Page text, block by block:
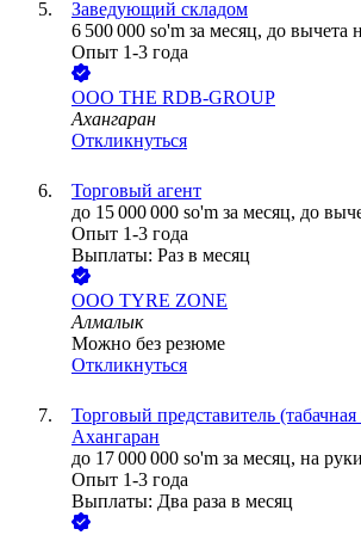
Заведующий складом
6 500 000 so'm за месяц, до вычета
Опыт 1-3 года
ООО THE RDB-GROUP
Ахангаран
Откликнуться
Торговый агент
до 15 000 000 so'm за месяц, до
Опыт 1-3 года
Выплаты: Раз в месяц
ООО TYRE ZONE
Алмалык
Можно без резюме
Откликнуться
Торговый представитель
Ахангаран
до 17 000 000 so'm за месяц, на руки
Опыт 1-3 года
Выплаты: Два раза в месяц